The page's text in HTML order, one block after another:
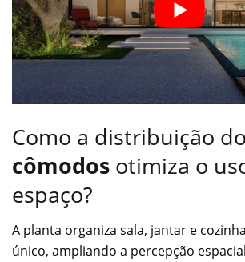
Como a distribuição
cômodos otimiza o
espaço?
A planta organiza sala, jantar e
único, ampliando a percepção